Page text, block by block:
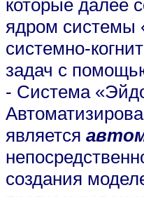
которые далее
ядром системы
системно-
задач с
- Система
является
создания